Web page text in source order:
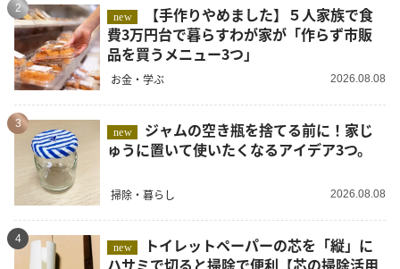
2
new
費3万円台で暮らすわが家が「作らず市販
品を買うメニュー3つ」
お金・学ぶ 2026.08.08
3
new
ゅうに置いて使いたくなるアイデア3つ。
掃除・暮らし 2026.08.08
4
new
ハサミで切ると掃除で便利【芯の掃除活用